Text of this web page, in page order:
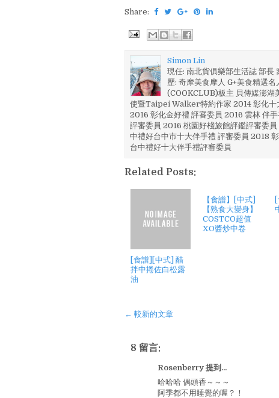
Share:
Simon Lin
現任: 南北貨俱樂部生活誌 部長
歷: 奇摩美食摩人 G+美食精選
(COOKCLUB)板主 貝傳媒澎湖
使暨Taipei Walker特約作家 2014 彰化十
2016 彰化金好禮 評審委員 2016 雲林 伴
評審委員 2016 桃園好棧旅館評鑑評審委
中禮好台中市十大伴手禮 評審委員 2018
台中禮好十大伴手禮評審委員
Related Posts:
[食譜][中式] 醋
拌中捲佐白松露
油
【食譜】[中式]
【熟食大變身】
COSTCO超值
XO醬炒中卷
[
← 較新的文章
8 留言:
Rosenberry 提到...
哈哈哈 偶頭香～～～
阿季都不用睡覺的喔？！